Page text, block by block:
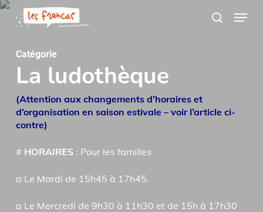
Panneau de gestion des cookies
Skip
search
Menu
Catégorie
La ludothèque
(Attention aux changements d’horaires et
d’organisation en saison estivale – voir l’article ci-
contre)
# HORAIRES: Pour les familles
¤ Le Mardi de 15h45 à 17h45.
¤ Le Mercredi de 9h30 à 11h30 et de 15h à 17h30